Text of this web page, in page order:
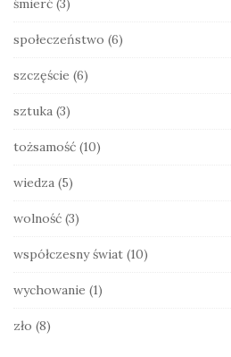
śmierć (3)
społeczeństwo (6)
szczęście (6)
sztuka (3)
tożsamość (10)
wiedza (5)
wolność (3)
współczesny świat (10)
wychowanie (1)
zło (8)